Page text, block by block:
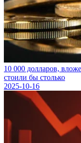
10 000 долларов,
стоили бы столько
2025-10-16